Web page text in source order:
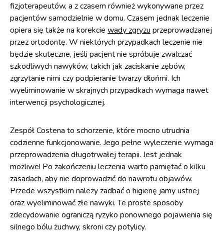
fizjoterapeutów, a z czasem również wykonywane przez
pacjentów samodzielnie w domu. Czasem jednak leczenie
opiera się także na korekcie wady zgryzu przeprowadzanej
przez ortodontę. W niektórych przypadkach leczenie nie
będzie skuteczne, jeśli pacjent nie spróbuje zwalczać
szkodliwych nawyków, takich jak zaciskanie zębów,
zgrzytanie nimi czy podpieranie twarzy dłońmi. Ich
wyeliminowanie w skrajnych przypadkach wymaga nawet
interwencji psychologicznej.
Zespół Costena to schorzenie, które mocno utrudnia
codzienne funkcjonowanie. Jego pełne wyleczenie wymaga
przeprowadzenia długotrwałej terapii. Jest jednak
możliwe! Po zakończeniu leczenia warto pamiętać o kilku
zasadach, aby nie doprowadzić do nawrotu objawów.
Przede wszystkim należy zadbać o higienę jamy ustnej
oraz wyeliminować złe nawyki. Te proste sposoby
zdecydowanie ograniczą ryzyko ponownego pojawienia się
silnego bólu żuchwy, skroni czy potylicy.